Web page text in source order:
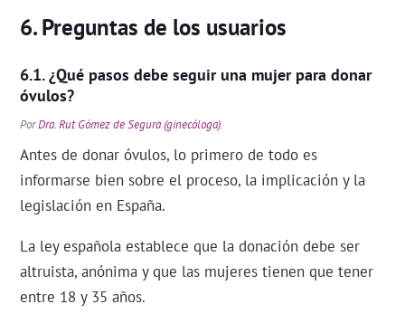
Preguntas de los usuarios
¿Qué pasos debe seguir una mujer para donar
óvulos?
PorDra. Rut Gómez de Segura (ginecóloga).
Antes de donar óvulos, lo primero de todo es
informarse bien sobre el proceso, la implicación y la
legislación en España.
La ley española establece que la donación debe ser
altruista, anónima y que las mujeres tienen que tener
entre 18 y 35 años.